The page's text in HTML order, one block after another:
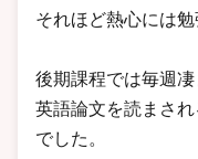
それほど熱心には
後期課程では毎週
英語論文を読まさ
でした。